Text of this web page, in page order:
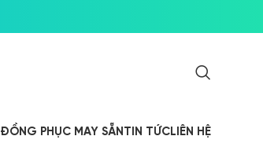
ĐỒNG PHỤC MAY SẴNTIN TỨCLIÊN HỆ